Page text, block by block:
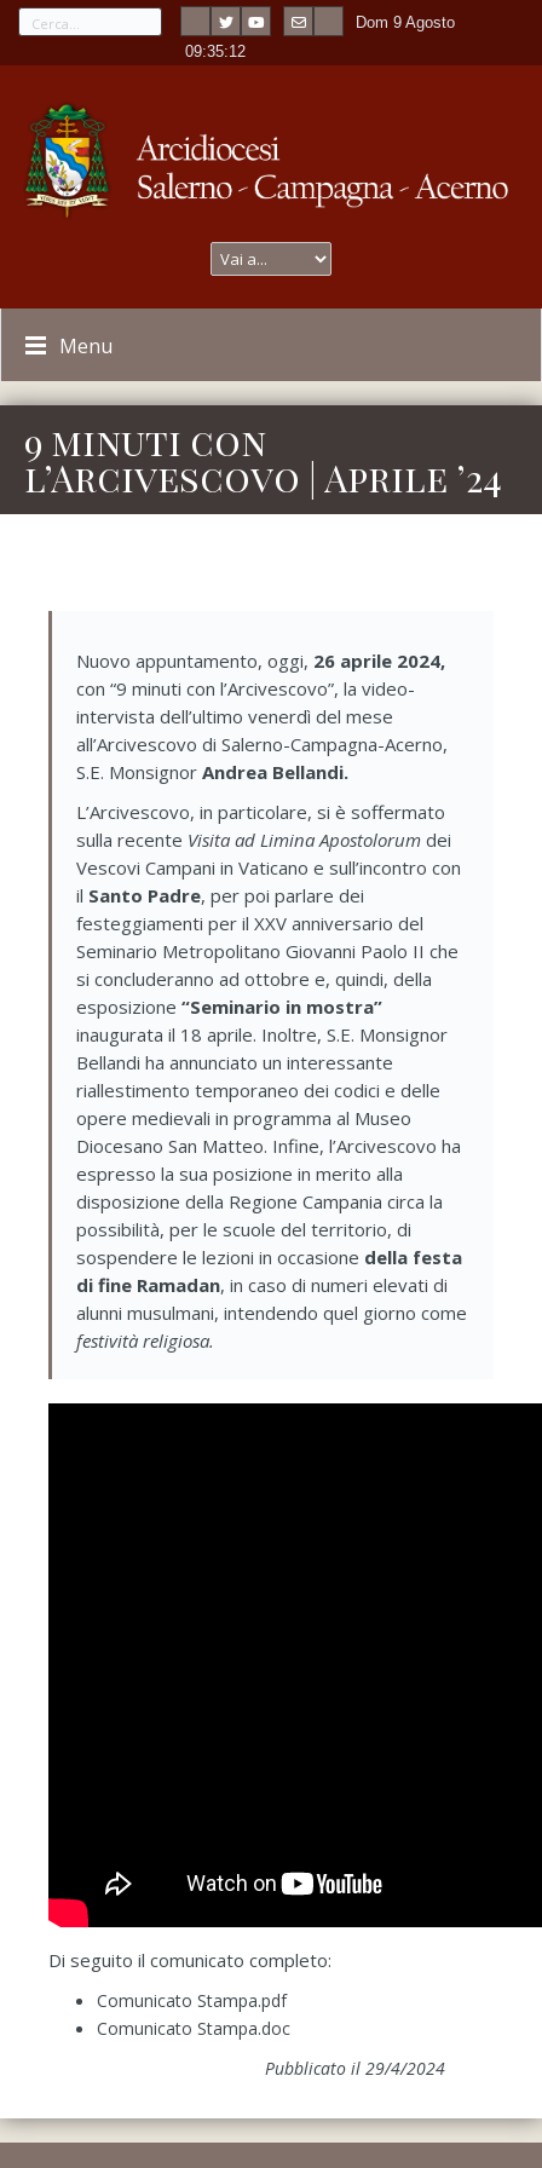
Dom 9 Agosto
-09:35:13
Menu
9 minuti con
l’Arcivescovo | Aprile ’24
Nuovo appuntamento, oggi, 26 aprile 2024,
con “9 minuti con l’Arcivescovo”, la video-
intervista dell’ultimo venerdì del mese
all’Arcivescovo di Salerno-Campagna-Acerno,
S.E. Monsignor Andrea Bellandi.
L’Arcivescovo, in particolare, si è soffermato
sulla recente Visita ad Limina Apostolorum dei
Vescovi Campani in Vaticano e sull’incontro con
il Santo Padre, per poi parlare dei
festeggiamenti per il XXV anniversario del
Seminario Metropolitano Giovanni Paolo II che
si concluderanno ad ottobre e, quindi, della
esposizione “Seminario in mostra”
inaugurata il 18 aprile. Inoltre, S.E. Monsignor
Bellandi ha annunciato un interessante
riallestimento temporaneo dei codici e delle
opere medievali in programma al Museo
Diocesano San Matteo. Infine, l’Arcivescovo ha
espresso la sua posizione in merito alla
disposizione della Regione Campania circa la
possibilità, per le scuole del territorio, di
sospendere le lezioni in occasione della festa
di fine Ramadan, in caso di numeri elevati di
alunni musulmani, intendendo quel giorno come
festività religiosa.
Di seguito il comunicato completo:
Comunicato Stampa.pdf
Comunicato Stampa.doc
Pubblicato il 29/4/2024